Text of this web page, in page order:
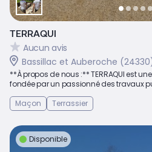
TERRAQUI
Aucun avis
Bassillac et Auberoche
**À propos de nous :** TERRAQUI est
fondée par un passionné des travaux
Maçon
Terrassier
Disponible